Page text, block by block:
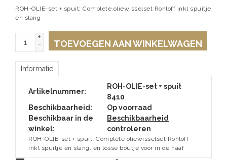
ROH-OLIE-set + spuit; Complete oliewisselset Rohloff inkl spuitje
en slang
+
-
TOEVOEGEN AAN WINKELWAGEN
Informatie
Artikelnummer:
ROH-OLIE-set + spuit
8410
Beschikbaarheid:
Op voorraad
Beschikbaar in de
winkel:
Beschikbaarheid
controleren
ROH-OLIE-set + spuit; Complete oliewisselset Rohloff
inkl spuitje en slang. en losse boutje voor in de naaf